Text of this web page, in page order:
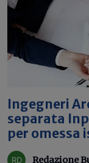
Ingegneri
separata
per omessa
Redazione